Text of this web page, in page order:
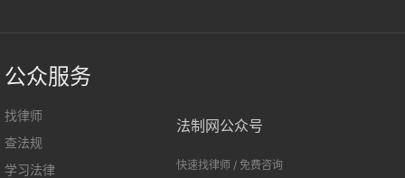
公众服务
找律师
查法规
学习法律
法制网公众号
快速找律师 / 免费咨询